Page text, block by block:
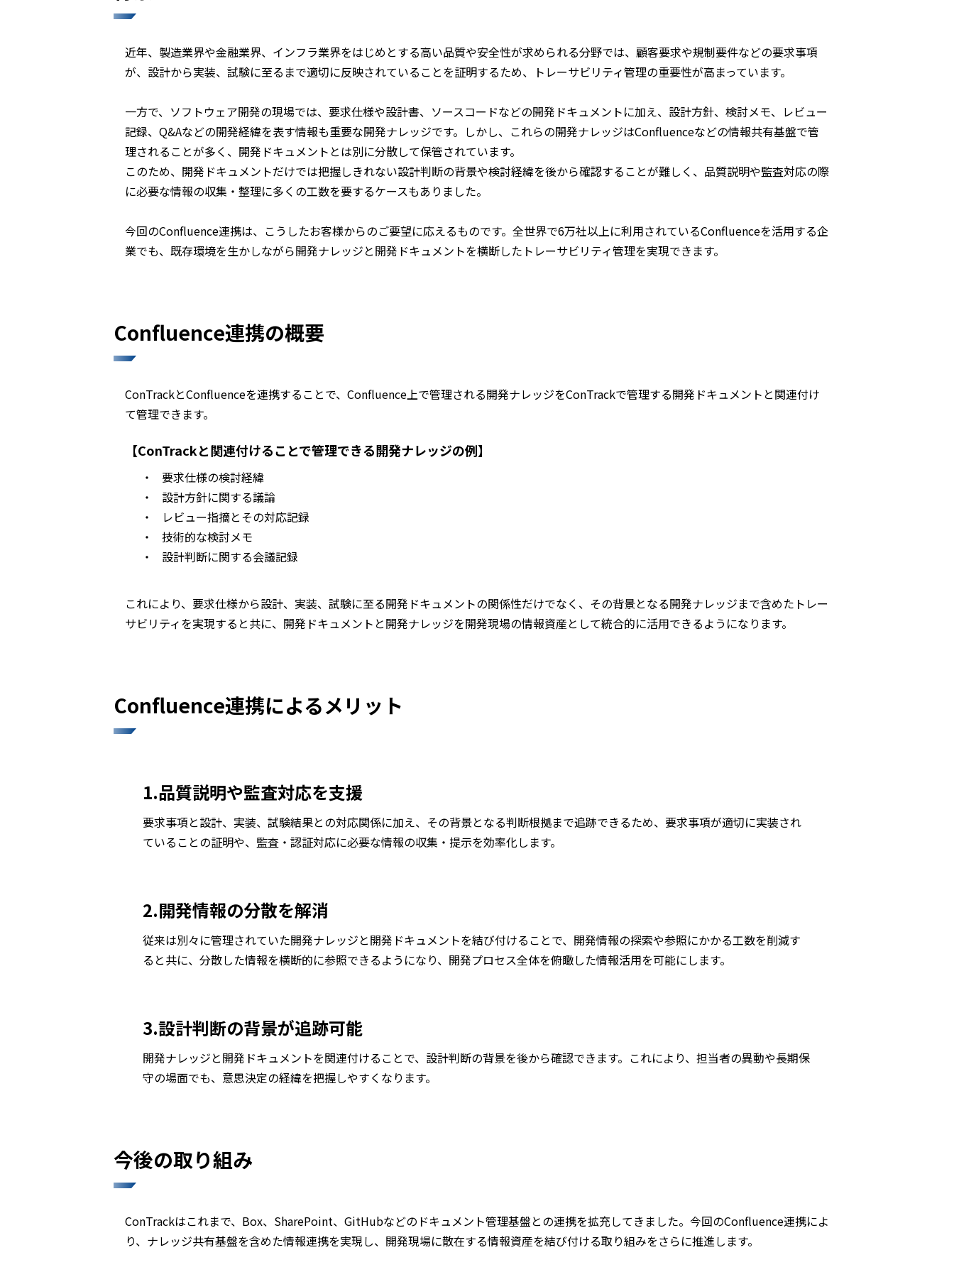
近年、製造業界や金融業界、インフラ業界をはじめとする高い品質や安全性が求められる分野では、顧客要求や規制要件などの要求事項
が、設計から実装、試験に至るまで適切に反映されていることを証明するため、トレーサビリティ管理の重要性が高まっています。
一方で、ソフトウェア開発の現場では、要求仕様や設計書、ソースコードなどの開発ドキュメントに加え、設計方針、検討メモ、レビュー
記録、Q&Aなどの開発経緯を表す情報も重要な開発ナレッジです。しかし、これらの開発ナレッジはConfluenceなどの情報共有基盤で管
理されることが多く、開発ドキュメントとは別に分散して保管されています。
このため、開発ドキュメントだけでは把握しきれない設計判断の背景や検討経緯を後から確認することが難しく、品質説明や監査対応の際
に必要な情報の収集・整理に多くの工数を要するケースもありました。
今回のConfluence連携は、こうしたお客様からのご要望に応えるものです。全世界で6万社以上に利用されているConfluenceを活用する企
業でも、既存環境を生かしながら開発ナレッジと開発ドキュメントを横断したトレーサビリティ管理を実現できます。
Confluence連携の概要
ConTrackとConfluenceを連携することで、Confluence上で管理される開発ナレッジをConTrackで管理する開発ドキュメントと関連付け
て管理できます。
【ConTrackと関連付けることで管理できる開発ナレッジの例】
・
要求仕様の検討経緯
・
設計方針に関する議論
・
レビュー指摘とその対応記録
・
技術的な検討メモ
・
設計判断に関する会議記録
これにより、要求仕様から設計、実装、試験に至る開発ドキュメントの関係性だけでなく、その背景となる開発ナレッジまで含めたトレー
サビリティを実現すると共に、開発ドキュメントと開発ナレッジを開発現場の情報資産として統合的に活用できるようになります。
Confluence連携によるメリット
1.品質説明や監査対応を支援
要求事項と設計、実装、試験結果との対応関係に加え、その背景となる判断根拠まで追跡できるため、要求事項が適切に実装され
ていることの証明や、監査・認証対応に必要な情報の収集・提示を効率化します。
2.開発情報の分散を解消
従来は別々に管理されていた開発ナレッジと開発ドキュメントを結び付けることで、開発情報の探索や参照にかかる工数を削減す
ると共に、分散した情報を横断的に参照できるようになり、開発プロセス全体を俯瞰した情報活用を可能にします。
3.設計判断の背景が追跡可能
開発ナレッジと開発ドキュメントを関連付けることで、設計判断の背景を後から確認できます。これにより、担当者の異動や長期保
守の場面でも、意思決定の経緯を把握しやすくなります。
今後の取り組み
ConTrackはこれまで、Box、SharePoint、GitHubなどのドキュメント管理基盤との連携を拡充してきました。今回のConfluence連携によ
り、ナレッジ共有基盤を含めた情報連携を実現し、開発現場に散在する情報資産を結び付ける取り組みをさらに推進します。